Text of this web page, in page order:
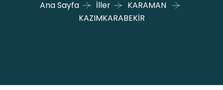
Ana Sayfa İller
KARAMAN
KAZIMKARABEKİR